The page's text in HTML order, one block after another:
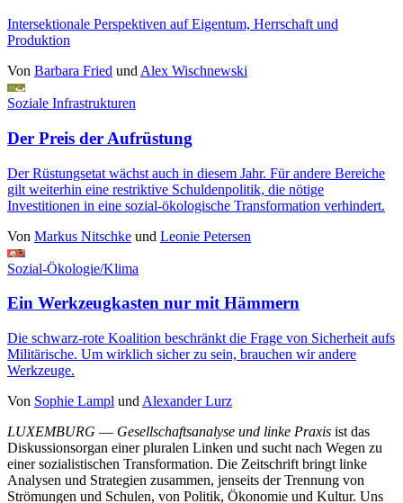
Intersektionale Perspektiven auf Eigentum, Herrschaft und
Produktion
Von Barbara Fried und Alex Wischnewski
Soziale Infrastrukturen
Der Preis der Aufrüstung
Der Rüstungsetat wächst auch in diesem Jahr. Für andere Bereiche
gilt weiterhin eine restriktive Schuldenpolitik, die nötige
Investitionen in eine sozial-ökologische Transformation verhindert.
Von Markus Nitschke und Leonie Petersen
Sozial-Ökologie/Klima
Ein Werkzeugkasten nur mit Hämmern
Die schwarz-rote Koalition beschränkt die Frage von Sicherheit aufs
Militärische. Um wirklich sicher zu sein, brauchen wir andere
Werkzeuge.
Von Sophie Lampl und Alexander Lurz
LUXEMBURG — Gesellschaftsanalyse und linke Praxis ist das
Diskussionsorgan einer pluralen Linken und sucht nach Wegen zu
einer sozialistischen Transformation. Die Zeitschrift bringt linke
Analysen und Strategien zusammen, jenseits der Trennung von
Strömungen und Schulen, von Politik, Ökonomie und Kultur. Uns